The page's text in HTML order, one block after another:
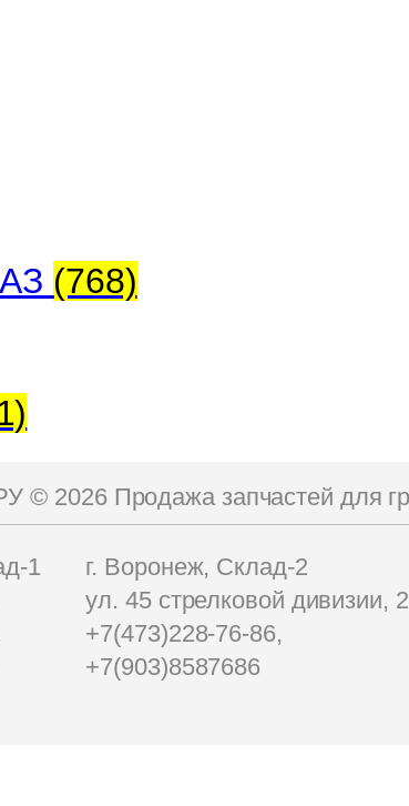
(768)
© 2026Продажа запчастей для
1
г. Воронеж, Склад-2
ул. 45 стрелковой дивизии,
+7(473)228-76-86,
+7(903)8587686